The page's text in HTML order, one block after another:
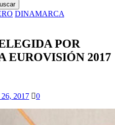
DINAMARCA
POR
EUROVISIÓN 2017
26, 2017 0